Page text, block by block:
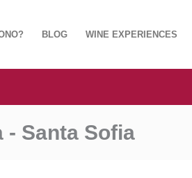
BLOG WINE EXPERIENCES
Santa Sofia